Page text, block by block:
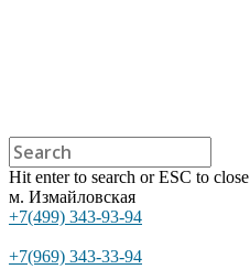
Hit enter to search or ESC to close
м. Измайловская
+7(499) 343-93-94
+7(969) 343-33-94